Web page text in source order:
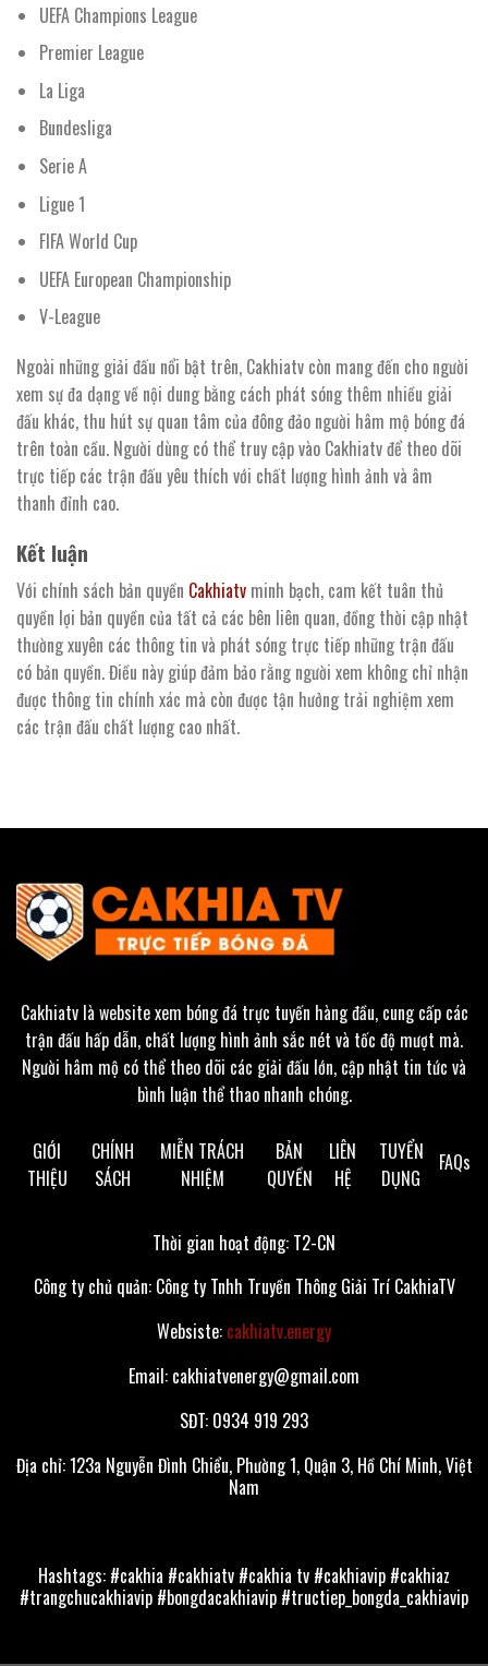
UEFA Champions League
Premier League
La Liga
Bundesliga
Serie A
Ligue 1
FIFA World Cup
UEFA European Championship
V-League
Ngoài những giải đấu nổi bật trên, Cakhiatv còn mang đến cho người
xem sự đa dạng về nội dung bằng cách phát sóng thêm nhiều giải
đấu khác, thu hút sự quan tâm của đông đảo người hâm mộ bóng đá
trên toàn cầu. Người dùng có thể truy cập vào Cakhiatv để theo dõi
trực tiếp các trận đấu yêu thích với chất lượng hình ảnh và âm
thanh đỉnh cao.
Kết luận
Với chính sách bản quyền Cakhiatv minh bạch, cam kết tuân thủ
quyền lợi bản quyền của tất cả các bên liên quan, đồng thời cập nhật
thường xuyên các thông tin và phát sóng trực tiếp những trận đấu
có bản quyền. Điều này giúp đảm bảo rằng người xem không chỉ nhận
được thông tin chính xác mà còn được tận hưởng trải nghiệm xem
các trận đấu chất lượng cao nhất.
Cakhiatvlà website xem bóng đá trực tuyến hàng đầu, cung cấp các
trận đấu hấp dẫn, chất lượng hình ảnh sắc nét và tốc độ mượt mà.
Người hâm mộ có thể theo dõi các giải đấu lớn, cập nhật tin tức và
bình luận thể thao nhanh chóng.
GIỚI
THIỆU
CHÍNH
SÁCH
MIỄN TRÁCH
NHIỆM
BẢN
QUYỀN
LIÊN
HỆ
TUYỂN
DỤNG
FAQs
Thời gian hoạt động: T2-CN
Công ty chủ quản: Công ty Tnhh Truyền Thông Giải Trí CakhiaTV
Websiste: cakhiatv.energy
Email: cakhiatvenergy@gmail.com
SĐT: 0934 919 293
Địa chỉ: 123a Nguyễn Đình Chiểu, Phường 1, Quận 3, Hồ Chí Minh, Việt
Nam
Hashtags: #cakhia #cakhiatv #cakhia tv #cakhiavip #cakhiaz
#trangchucakhiavip #bongdacakhiavip #tructiep_bongda_cakhiavip